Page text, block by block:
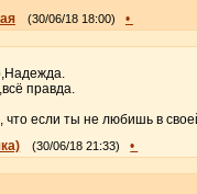
(30/06/18 18:00) •
правда.
если ты не любишь в
(30/06/18 21:33) •